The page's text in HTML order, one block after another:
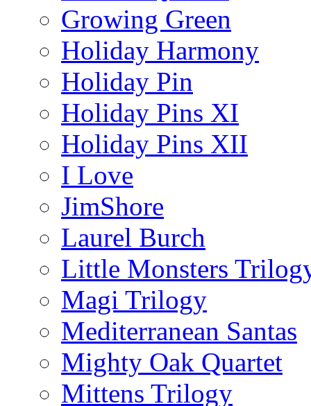
Growing Green
Holiday Harmony
Holiday Pin
Holiday Pins XI
Holiday Pins XII
I Love
JimShore
Laurel Burch
Little Monsters
Magi Trilogy
Mediterranean Santas
Mighty Oak Quartet
Mittens Trilogy